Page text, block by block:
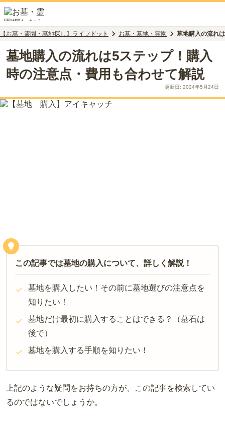
【お墓・霊園・墓地探し】ライフドット お墓・墓地・霊園 墓地購入の流れ
墓地購入の流れは5ステップ！購入
時の注意点・費用も合わせて解説
更新日: 2024年5月24日
この記事では墓地の購入について、詳しく解説！
墓地を購入したい！その前に墓地選びの注意点を
知りたい！
墓地だけ最初に購入することはできる？（墓石は
後で）
墓地を購入する手順を知りたい！
上記のような疑問をお持ちの方が、この記事を検索してい
るのではないでしょうか。